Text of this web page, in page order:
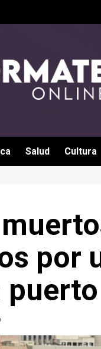
Salud Cultura
por